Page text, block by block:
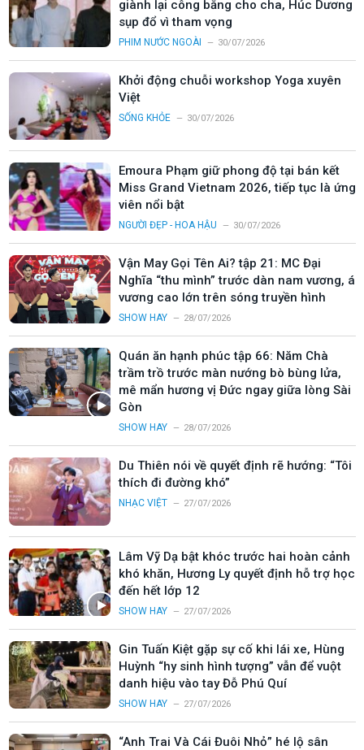
giành lại công bằng cho cha, Húc Dương
sụp đổ vì tham vọng
PHIM NƯỚC NGOÀI 30/07/2026
Khởi động chuỗi workshop Yoga xuyên
Việt
SỐNG KHỎE 30/07/2026
Emoura Phạm giữ phong độ tại bán kết
Miss Grand Vietnam 2026, tiếp tục là ứng
viên nổi bật
NGƯỜI ĐẸP - HOA HẬU 30/07/2026
Vận May Gọi Tên Ai? tập 21: MC Đại
Nghĩa “thu mình” trước dàn nam vương, á
vương cao lớn trên sóng truyền hình
SHOW HAY 28/07/2026
Quán ăn hạnh phúc tập 66: Năm Chà
trầm trồ trước màn nướng bò bùng lửa,
mê mẩn hương vị Đức ngay giữa lòng Sài
Gòn
SHOW HAY 28/07/2026
Du Thiên nói về quyết định rẽ hướng: “Tôi
thích đi đường khó”
NHẠC VIỆT 27/07/2026
Lâm Vỹ Dạ bật khóc trước hai hoàn cảnh
khó khăn, Hương Ly quyết định hỗ trợ học
đến hết lớp 12
SHOW HAY 27/07/2026
Gin Tuấn Kiệt gặp sự cố khi lái xe, Hùng
Huỳnh “hy sinh hình tượng” vẫn để vuột
danh hiệu vào tay Đỗ Phú Quí
SHOW HAY 27/07/2026
“Anh Trai Và Cái Đuôi Nhỏ” hé lộ sân